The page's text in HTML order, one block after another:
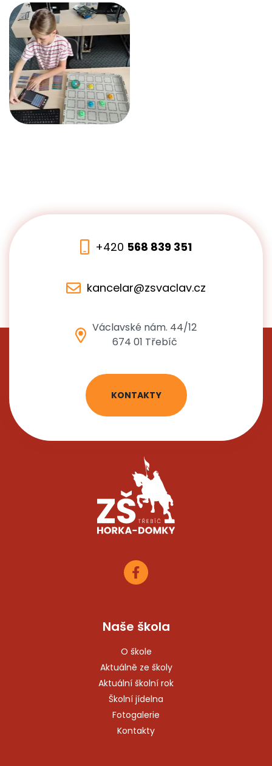
+420 568 839 351
kancelar@zsvaclav.cz
Václavské nám. 44/12
674 01 Třebíč
KONTAKTY
Naše škola
O škole
Aktuálně ze školy
Aktuální školní rok
Školní jídelna
Fotogalerie
Kontakty